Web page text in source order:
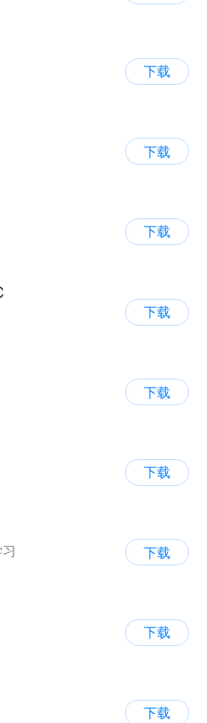
下载
下载
下载
下载
下载
下载
下载
下载
下载